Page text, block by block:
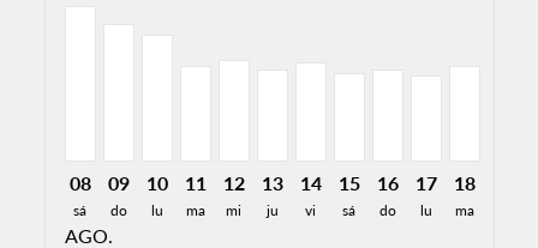
GDL–MIA, 08/08/2026: Desde 5,063MXN
08
sá
AGO.
GDL–MIA, 09/08/2026: Desde 4,462MXN
09
do
10
lu
11
ma
12
mi
13
ju
14
vi
15
sá
16
do
17
lu
18
ma